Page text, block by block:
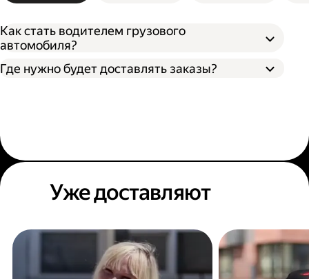
Как стать водителем грузового
автомобиля?
Где нужно будет доставлять заказы?
Уже доставляют